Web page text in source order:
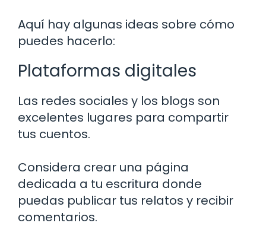
Aquí hay algunas ideas sobre cómo
puedes hacerlo:
Plataformas digitales
Las redes sociales y los blogs son
excelentes lugares para compartir
tus cuentos.
Considera crear una página
dedicada a tu escritura donde
puedas publicar tus relatos y recibir
comentarios.